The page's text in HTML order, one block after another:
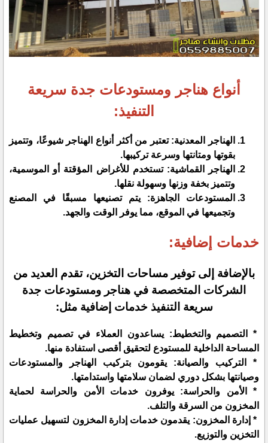
أنواع هناجر ومستودعات جدة سريعة
التنفيذ:
الهناجر المعدنية: تعتبر من أكثر أنواع الهناجر شيوعًا، وتتميز
بقوتها ومتانتها وسرعة تركيبها.
الهناجر القماشية: تستخدم للأغراض المؤقتة أو الموسمية،
وتتميز بخفة وزنها وسهولة نقلها.
المستودعات الجاهزة: يتم تصنيعها مسبقًا في المصنع
وتجميعها في الموقع، مما يوفر الوقت والجهد.
خدمات إضافية:
بالإضافة إلى توفير مساحات التخزين، تقدم العديد من
الشركات المتخصصة في هناجر ومستودعات جدة
سريعة التنفيذ خدمات إضافية مثل:
* التصميم والتخطيط: يساعدون العملاء في تصميم وتخطيط
المساحة الداخلية للمستودع لتحقيق أقصى استفادة منها.
* التركيب والصيانة: يقومون بتركيب الهناجر والمستودعات
وصيانتها بشكل دوري لضمان سلامتها واستدامتها.
* الأمن والحراسة: يوفرون خدمات الأمن والحراسة لحماية
المخزون من السرقة والتلف.
* إدارة المخزون: يقدمون خدمات إدارة المخزون لتسهيل عمليات
التخزين والتوزيع.